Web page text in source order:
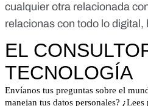
cualquier otra relacionada
relacionas con todo lo digital,